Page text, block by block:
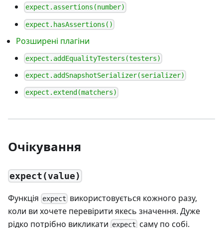
expect.assertions(number)
expect.hasAssertions()
Розширені плагіни
expect.addEqualityTesters(testers)
expect.addSnapshotSerializer(serializer)
expect.extend(matchers)
Очікування
expect(value)
Функція expect використовується кожного разу,
коли ви хочете перевірити якесь значення. Дуже
рідко потрібно викликати expect саму по собі.